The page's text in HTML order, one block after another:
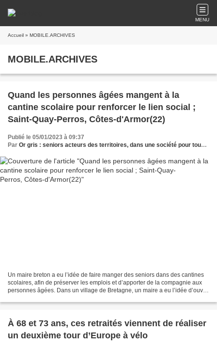
MENU
Accueil » MOBILE.ARCHIVES
MOBILE.ARCHIVES
Quand les personnes âgées mangent à la
cantine scolaire pour renforcer le lien social ;
Saint-Quay-Perros, Côtes-d'Armor(22)
Publié le 05/01/2023 à 09:37
Par Or gris : seniors acteurs des territoires, dans une société pour tous les âges
Un maire breton a eu l’idée de faire manger des seniors dans des cantines
scolaires, afin de préserver les emplois et d’apporter de la compagnie aux
personnes âgées. Dans un village de Bretagne, un maire a eu l’idée d’ouvrir
À 68 et 73 ans, ces retraités viennent de réaliser
un deuxième tour d’Europe à vélo